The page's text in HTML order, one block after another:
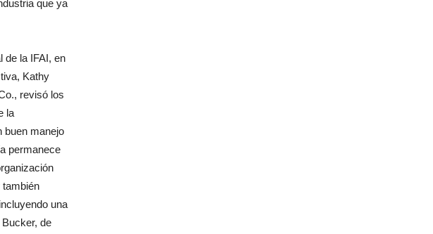
que ya
de la IFAI, en
Kathy
revisó los
la
buen manejo
permanece
también
una
de